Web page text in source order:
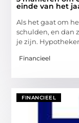
einde van het
Als het gaat om
schulden, en dan
je zijn.
Financieel
FINANCIEEL